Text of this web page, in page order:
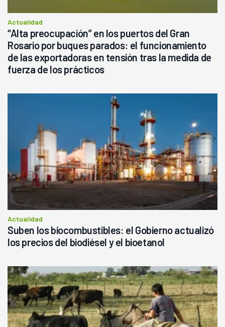
Actualidad
“Alta preocupación” en los puertos del Gran
Rosario por buques parados: el funcionamiento
de las exportadoras en tensión tras la medida de
fuerza de los prácticos
Actualidad
Suben los biocombustibles: el Gobierno actualizó
los precios del biodiésel y el bioetanol